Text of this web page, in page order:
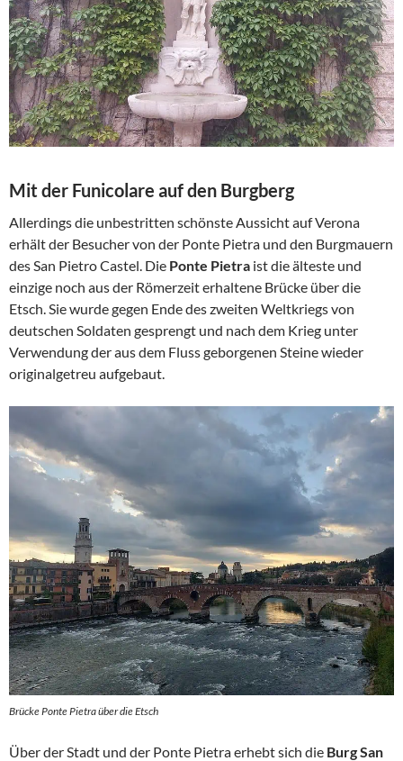
Mit der Funicolare auf den Burgberg
Allerdings die unbestritten schönste Aussicht auf Verona
erhält der Besucher von der Ponte Pietra und den Burgmauern
des San Pietro Castel. Die Ponte Pietra ist die älteste und
einzige noch aus der Römerzeit erhaltene Brücke über die
Etsch. Sie wurde gegen Ende des zweiten Weltkriegs von
deutschen Soldaten gesprengt und nach dem Krieg unter
Verwendung der aus dem Fluss geborgenen Steine wieder
originalgetreu aufgebaut.
Brücke Ponte Pietra über die Etsch
Über der Stadt und der Ponte Pietra erhebt sich die Burg San